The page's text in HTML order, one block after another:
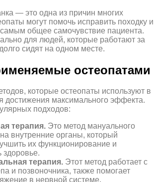
— это одна из причин многих
могут помочь исправить походку и
общее самочувствие пациента.
для людей, которые работают за
сидят на одном месте.
остеопатами
которые остеопаты используют в
достижения максимального эффекта.
подходов:
терапия. Это метод мануального
внутренние органы, который
их функционирование и
здоровье.
терапия. Этот метод работает с
и позвоночника, также помогает
в нервной системе.